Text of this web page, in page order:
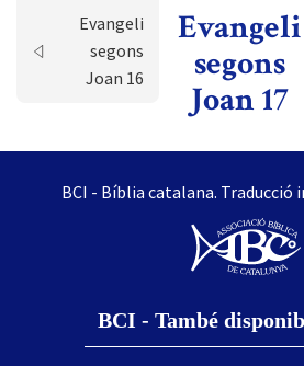
Evangeli
segons
Joan 16
Evangeli
segons
Joan 17
BCI - Bíblia catalana.
BCI - També